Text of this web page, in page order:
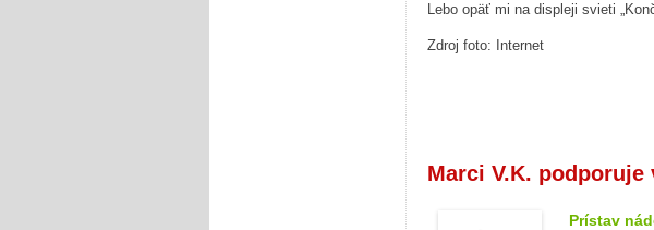
Lebo opäť mi na displeji svieti
Zdroj foto: Internet
Marci V.K. podporuje
Prístav